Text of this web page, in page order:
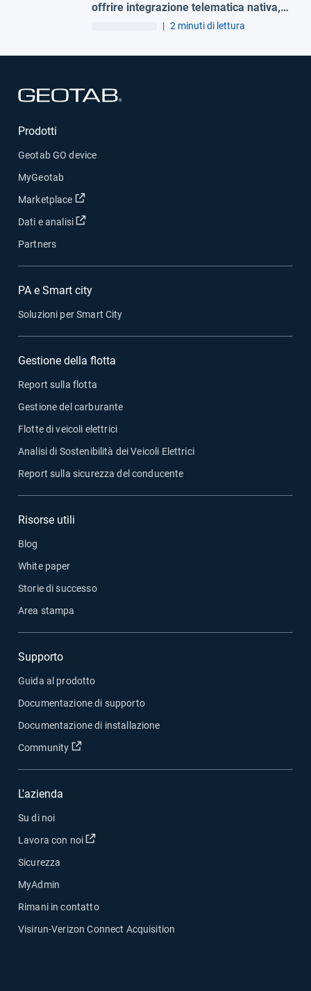
offrire integrazione telematica nativa,
senza hardware aggiuntivi
| 2 minuti di lettura
Prodotti
Geotab GO device
MyGeotab
Marketplace
Apri in una nuova finestra
Dati e analisi Apri in una nuova finestra
Partners
PA e Smart city
Soluzioni per Smart City
Gestione della flotta
Report sulla flotta
Gestione del carburante
Flotte di veicoli elettrici
Analisi di Sostenibilità dei Veicoli Elettrici
Report sulla sicurezza del conducente
Risorse utili
Blog
White paper
Storie di successo
Area stampa
Supporto
Guida al prodotto
Documentazione di supporto
Documentazione di installazione
Community
Apri in una nuova finestra
L'azienda
Su di noi
Lavora con noi
Apri in una nuova finestra
Sicurezza
MyAdmin
Rimani in contatto
Visirun-Verizon Connect Acquisition